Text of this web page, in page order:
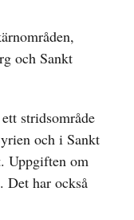
och Sankt
stridsområde
och i Sankt
Uppgiften om
Det har också